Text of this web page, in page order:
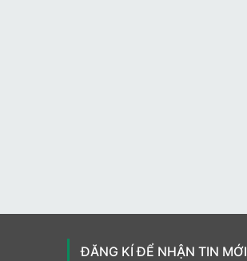
ĐĂNG KÍ ĐỂ NHẬN TIN MỚI